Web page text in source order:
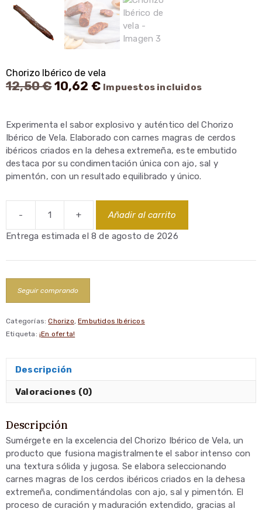
Chorizo Ibérico de vela
12,50€El
era:
12,50 €.
10,62 €El
es:
10,62 €.
Impuestos incluidos
Experimenta el sabor explosivo y auténtico del Chorizo
Ibérico de Vela. Elaborado con carnes magras de cerdos
ibéricos criados en la dehesa extremeña, este embutido
destaca por su condimentación única con ajo, sal y
pimentón, con un resultado equilibrado y único.
-
Chorizo
Ibérico
vela
+
Añadir al carrito
Entrega estimada el 8 de agosto de 2026
Seguir comprando
Categorías:Chorizo,Embutidos Ibéricos
Etiqueta:¡En oferta!
Descripción
Valoraciones (0)
Descripción
Sumérgete en la excelencia del Chorizo Ibérico de Vela, un
producto que fusiona magistralmente el sabor intenso con
una textura sólida y jugosa. Se elabora seleccionando
carnes magras de los cerdos ibéricos criados en la dehesa
extremeña, condimentándolas con ajo, sal y pimentón. El
proceso de curación y maduración extendido, gracias al